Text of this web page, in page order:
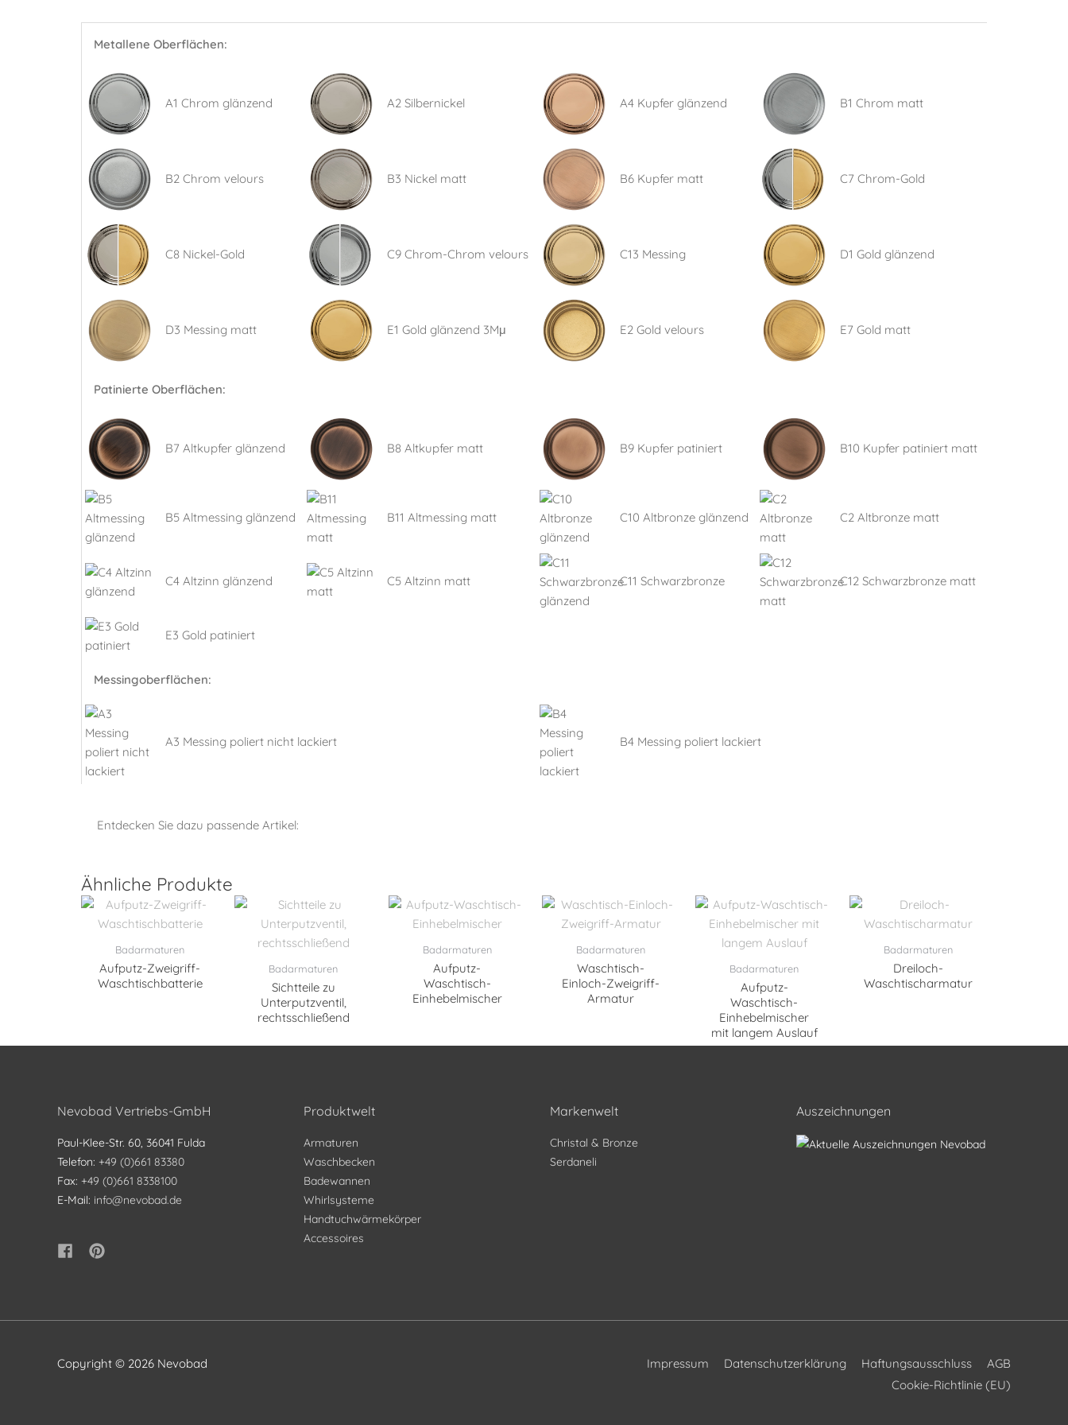
Metallene Oberflächen:
A1 Chrom glänzend A2 Silbernickel A4 Kupfer glänzend B1 Chrom matt
B2 Chrom velours B3 Nickel matt B6 Kupfer matt C7 Chrom-Gold
C8 Nickel-Gold C9 Chrom-Chrom velours C13 Messing D1 Gold glänzend
D3 Messing matt E1 Gold glänzend 3Mμ E2 Gold velours E7 Gold matt
Patinierte Oberflächen:
B7 Altkupfer glänzend B8 Altkupfer matt B9 Kupfer patiniert B10 Kupfer patiniert matt
B5 Altmessing glänzend B11 Altmessing matt C10 Altbronze glänzend C2 Altbronze matt
C4 Altzinn glänzend C5 Altzinn matt C11 Schwarzbronze C12 Schwarzbronze matt
E3 Gold patiniert
Messingoberflächen:
A3 Messing poliert nicht lackiert B4 Messing poliert lackiert
Entdecken Sie dazu passende Artikel:
Ähnliche Produkte
Badarmaturen
Aufputz-Zweigriff-
Waschtischbatterie
Badarmaturen
Sichtteile zu
Unterputzventil,
rechtsschließend
Badarmaturen
Aufputz-
Waschtisch-
Einhebelmischer
Badarmaturen
Waschtisch-
Einloch-Zweigriff-
Armatur
Badarmaturen
Aufputz-
Waschtisch-
Einhebelmischer
mit langem Auslauf
Badarmaturen
Dreiloch-
Waschtischarmatur
Nevobad Vertriebs-GmbH
Paul-Klee-Str. 60, 36041 Fulda
Telefon: +49 (0)661 83380
Fax: +49 (0)661 8338100
E-Mail: info@nevobad.de
Produktwelt
Armaturen
Waschbecken
Badewannen
Whirlsysteme
Handtuchwärmekörper
Accessoires
Markenwelt
Christal & Bronze
Serdaneli
Auszeichnungen
Copyright © 2026 Nevobad Impressum Datenschutzerklärung Haftungsausschluss
AGB
Cookie-Richtlinie (EU)